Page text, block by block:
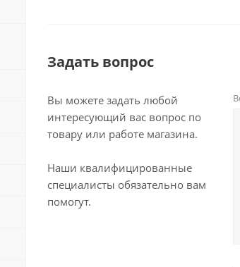
Задать вопрос
Вы можете задать любой
интересующий вас вопрос по
товару или работе магазина.
Наши квалифицированные
специалисты обязательно вам
помогут.